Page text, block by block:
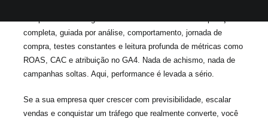
completa, guiada por análise, comportamento, jornada de
compra, testes constantes e leitura profunda de métricas como
ROAS, CAC e atribuição no GA4. Nada de achismo, nada de
campanhas soltas. Aqui, performance é levada a sério.
Se a sua empresa quer crescer com previsibilidade, escalar
vendas e conquistar um tráfego que realmente converte, você